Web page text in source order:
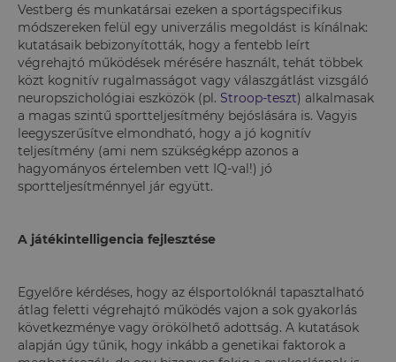
Vestberg és munkatársai ezeken a sportágspecifikus
módszereken felül egy univerzális megoldást is kínálnak:
kutatásaik bebizonyították, hogy a fentebb leírt
végrehajtó működések mérésére használt, tehát többek
közt kognitív rugalmasságot vagy válaszgátlást vizsgáló
neuropszichológiai eszközök (pl. Stroop-teszt) alkalmasak
a magas szintű sportteljesítmény bejóslására is. Vagyis
leegyszerűsítve elmondható, hogy a jó kognitív
teljesítmény (ami nem szükségképp azonos a
hagyományos értelemben vett IQ-val!) jó
sportteljesítménnyel jár együtt.
A játékintelligencia fejlesztése
Egyelőre kérdéses, hogy az élsportolóknál tapasztalható
átlag feletti végrehajtó működés vajon a sok gyakorlás
következménye vagy örökölhető adottság. A kutatások
alapján úgy tűnik, hogy inkább a genetikai faktorok a